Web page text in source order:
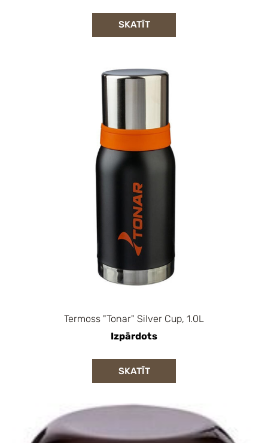
SKATĪT
Termoss "Tonar" Silver Cup, 1.0L
Izpārdots
SKATĪT